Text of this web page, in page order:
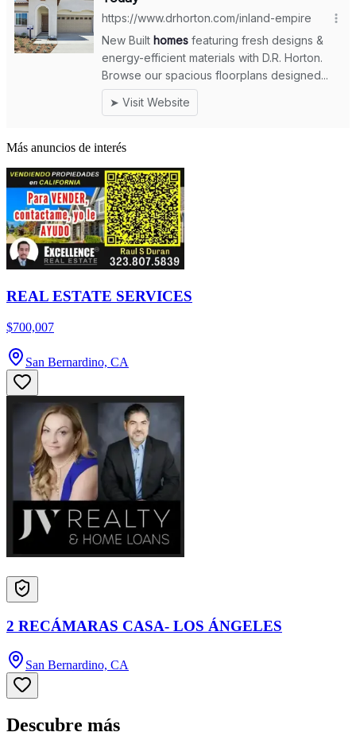
Más anuncios de interés
REAL ESTATE SERVICES
$700,007
San Bernardino, CA
2 RECÁMARAS CASA- LOS ÁNGELES
San Bernardino, CA
Descubre más